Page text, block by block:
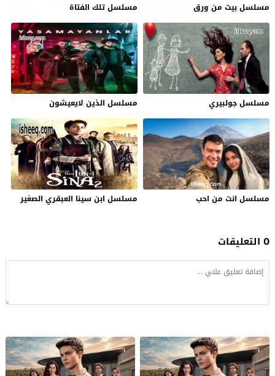
مسلسل بيت من ورق مسلسل تلك الفتاة
مسلسل جولبيري مسلسل الذين لايعيشون
مسلسل انت من احب مسلسل ابن سينا العبقري الصغير
0 التعليقات